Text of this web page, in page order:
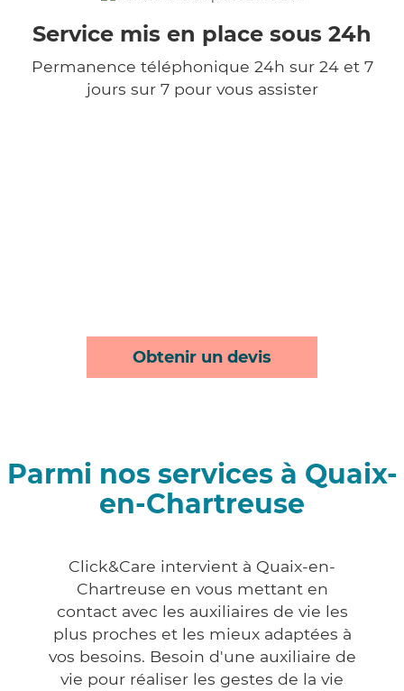
Service mis en place sous 24h
Permanence téléphonique 24h sur 24 et 7
jours sur 7 pour vous assister
Obtenir un devis
Parmi nos services à Quaix-
en-Chartreuse
Click&Care intervient à Quaix-en-
Chartreuse en vous mettant en
contact avec les auxiliaires de vie les
plus proches et les mieux adaptées à
vos besoins. Besoin d'une auxiliaire de
vie pour réaliser les gestes de la vie